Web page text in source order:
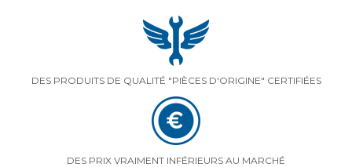
DES PRODUITS DE QUALITÉ "PIÈCES D'ORIGINE" CERTIFIÉES
DES PRIX VRAIMENT INFÉRIEURS AU MARCHÉ